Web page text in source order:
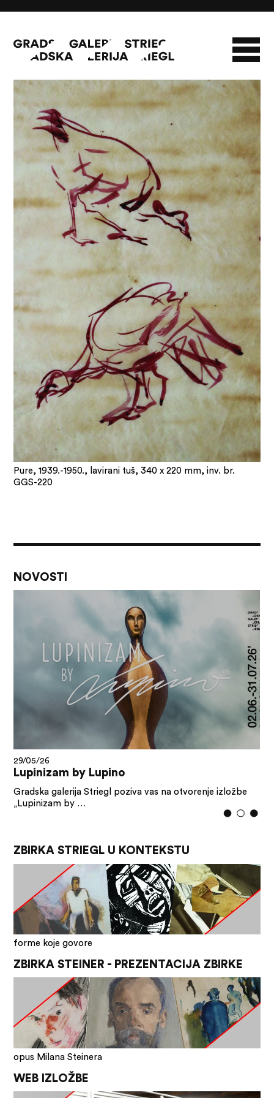
NOVOSTI
O GALERIJI
SLAVO STRIEGL
ZBIRKA STRIEGL
LIKOVNA ZBIRKA
PUBLIKACIJE
DOKUMENTI
Pure, 1939.-1950., lavirani tuš, 340 x 220 mm, inv. br.
GGS-220
NOVOSTI
29/05/26
Lupinizam by Lupino
Gradska galerija Striegl poziva vas na otvorenje izložbe
„Lupinizam by …
ZBIRKA STRIEGL U KONTEKSTU
forme koje govore
ZBIRKA STEINER - PREZENTACIJA ZBIRKE
opus Milana Steinera
WEB IZLOŽBE